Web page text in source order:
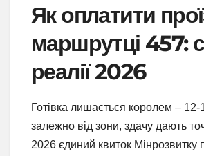
Як оплатити
маршрутці 457:
реалії 2026
Готівка лишається королем – 12-
залежно від зони, здачу дають
2026 єдиний квиток Мінрозвитку